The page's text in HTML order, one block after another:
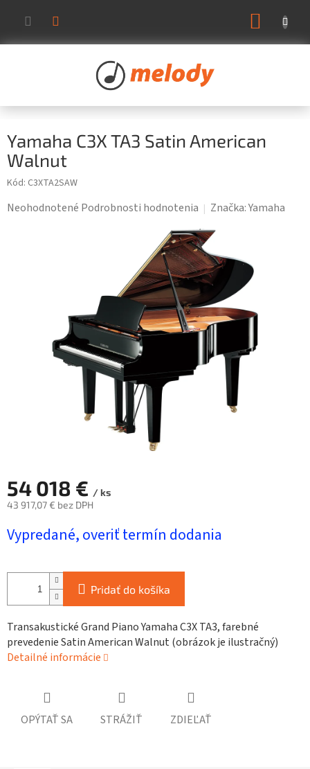
obsah
Yamaha C3X TA3 Satin American
Walnut
Kód: C3XTA2SAW
Priemerné
Neohodnotené Podrobnosti hodnotenia Značka:Yamaha
54 018 € / ks
43 917,07 € bez DPH
cena:
Vypredané, overiť termín dodania
Pridať do košíka
Transakustické Grand Piano Yamaha C3X TA3, farebné
prevedenie Satin American Walnut (obrázok je ilustračný)
Detailné informácie
OPÝTAŤ SA STRÁŽIŤ ZDIEĽAŤ